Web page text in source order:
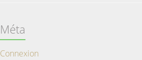
Méta
Connexion